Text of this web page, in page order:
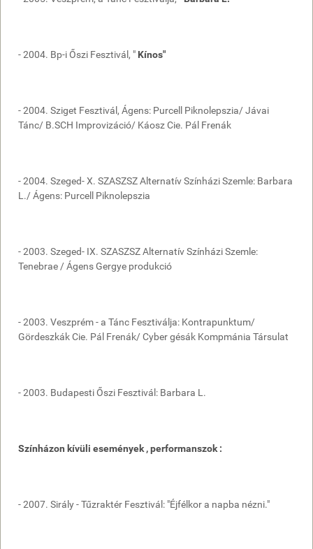
- 2004. Bp-i Őszi Fesztivál, " Kínos"
- 2004. Sziget Fesztivál, Ágens: Purcell Piknolepszia/ Jávai
Tánc/ B.SCH Improvizáció/ Káosz Cie. Pál Frenák
- 2004. Szeged- X. SZASZSZ Alternatív Színházi Szemle: Barbara
L./ Ágens: Purcell Piknolepszia
- 2003. Szeged- IX. SZASZSZ Alternatív Színházi Szemle:
Tenebrae / Ágens Gergye produkció
- 2003. Veszprém - a Tánc Fesztiválja: Kontrapunktum/
Gördeszkák Cie. Pál Frenák/ Cyber gésák Kompmánia Társulat
- 2003. Budapesti Őszi Fesztivál: Barbara L.
Színházon kívüli események , performanszok :
- 2007. Sirály - Tűzraktér Fesztivál: "Éjfélkor a napba nézni."